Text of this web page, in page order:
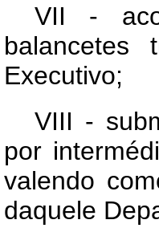
VII -
balancetes
Executivo;
VIII -
por
valendo
daquele